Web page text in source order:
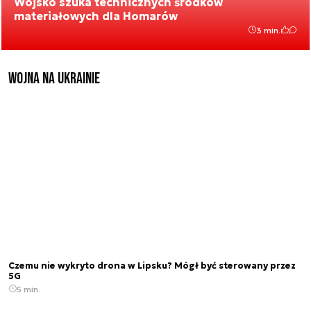
materiałowych dla Homarów
3 min.
Wojna na Ukrainie
Czemu nie wykryto drona w Lipsku? Mógł być sterowany przez
5G
5 min.